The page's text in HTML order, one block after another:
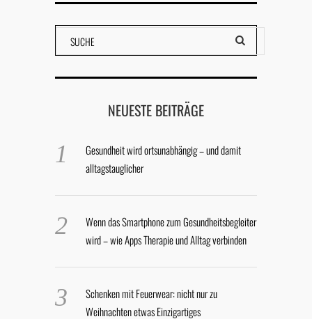
NEUESTE BEITRÄGE
Gesundheit wird ortsunabhängig – und damit
alltagstauglicher
Wenn das Smartphone zum Gesundheitsbegleiter
wird – wie Apps Therapie und Alltag verbinden
Schenken mit Feuerwear: nicht nur zu
Weihnachten etwas Einzigartiges